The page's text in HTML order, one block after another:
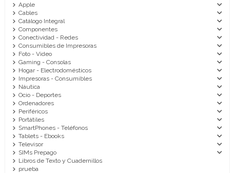
Apple
Cables
Catálogo Integral
Componentes
Conectividad - Redes
Consumibles de Impresoras
Foto - Video
Gaming - Consolas
Hogar - Electrodomésticos
Impresoras - Consumibles
Náutica
Ocio - Deportes
Ordenadores
Periféricos
Portátiles
SmartPhones - Teléfonos
Tablets - Ebooks
Televisor
SIMs Prepago
Libros de Texto y Cuadernillos
prueba